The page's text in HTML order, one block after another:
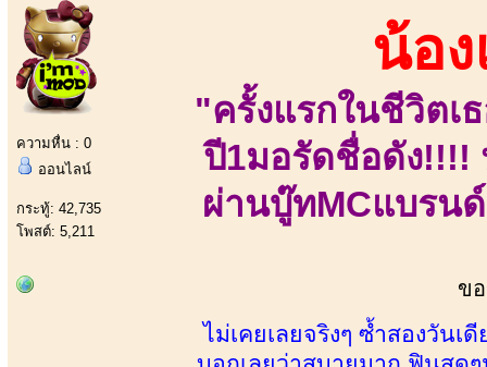
ความหื่น : 0
ออนไลน์
กระทู้: 42,735
โพสต์: 5,211
น้อ
"ครั้งแรกในชีวิตเ
ปี1มอรัดชื่อดัง!!!!
ผ่านบู๊ทMCแบรน
ข
ไม่เคยเลยจริงๆ ซ้ำสองวัน